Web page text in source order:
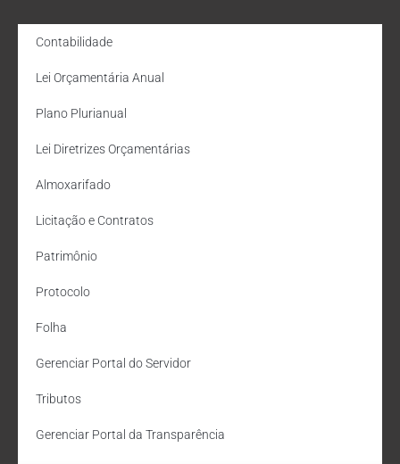
Contabilidade
Lei Orçamentária Anual
Plano Plurianual
Lei Diretrizes Orçamentárias
Almoxarifado
Licitação e Contratos
Patrimônio
Protocolo
Folha
Gerenciar Portal do Servidor
Tributos
Gerenciar Portal da Transparência